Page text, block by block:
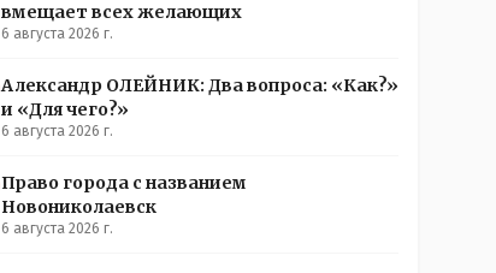
вмещает всех желающих
6 августа 2026 г.
Александр ОЛЕЙНИК: Два вопроса: «Как?»
и «Для чего?»
6 августа 2026 г.
Право города с названием
Новониколаевск
6 августа 2026 г.